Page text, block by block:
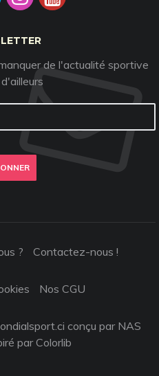
de l'actualité sportive
? Contactez-nous !
Nos CGU
conçu par NAS
parColorlib